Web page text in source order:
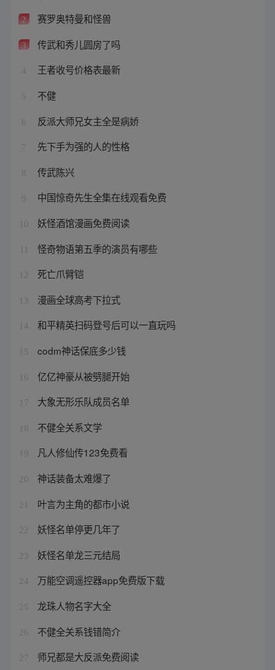
2 赛罗奥特曼和怪兽
3 传武和秀儿圆房了吗
4 王者收号价格表最新
5 不健
6 反派大师兄女主全是病娇
7 先下手为强的人的性格
8 传武陈兴
9 中国惊奇先生全集在线观看免费
10 妖怪酒馆漫画免费阅读
怪奇物语第五季的演员有哪些
12 死亡爪臂铠
13 漫画全球高考下拉式
14 和平精英扫码登号后可以一直玩吗
15 codm神话保底多少钱
16 亿亿神豪从被劈腿开始
17 大象无形乐队成员名单
18 不健全关系文学
19 凡人修仙传123免费看
20 神话装备太难爆了
21 叶言为主角的都市小说
22 妖怪名单停更几年了
23 妖怪名单龙三元结局
24 万能空调遥控器app免费版下载
25 龙珠人物名字大全
26 不健全关系钱错简介
27 师兄都是大反派免费阅读